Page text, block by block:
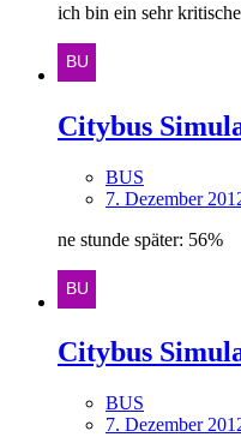
ich bin ein sehr
Citybus
BUS
7. Dezember
ne stunde später: 56%
Citybus
BUS
7. Dezember